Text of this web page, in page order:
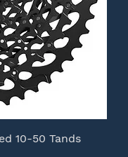
10-50 Tands